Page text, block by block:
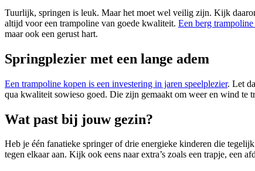
Tuurlijk, springen is leuk. Maar het moet wel veilig zijn. Kijk
altijd voor een trampoline van goede kwaliteit. Een berg
maar ook een gerust hart.
Springplezier met een lange adem
Een trampoline kopen is een investering in jaren speelplezier. Let
qua kwaliteit sowieso goed. Die zijn gemaakt om weer en wind te
Wat past bij jouw gezin?
Heb je één fanatieke springer of drie energieke kinderen die
tegen elkaar aan. Kijk ook eens naar extra’s zoals een trapje, een